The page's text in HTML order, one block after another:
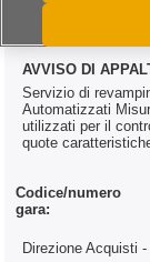
AVVISO DI
Servizio di
Automatizzati
utilizzati per il
quote
Codice/numero
gara:
Direzione Acquisti